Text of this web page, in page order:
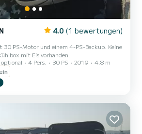
4.0 (1 bewertungen)
30 PS-Motor und einem 4-PS-Backup. Keine
mit Eis vorhanden.
4 Pers. 30 PS 2019
4.8 m